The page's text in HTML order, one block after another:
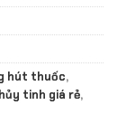
hút thuốc,
tinh giá rẻ,